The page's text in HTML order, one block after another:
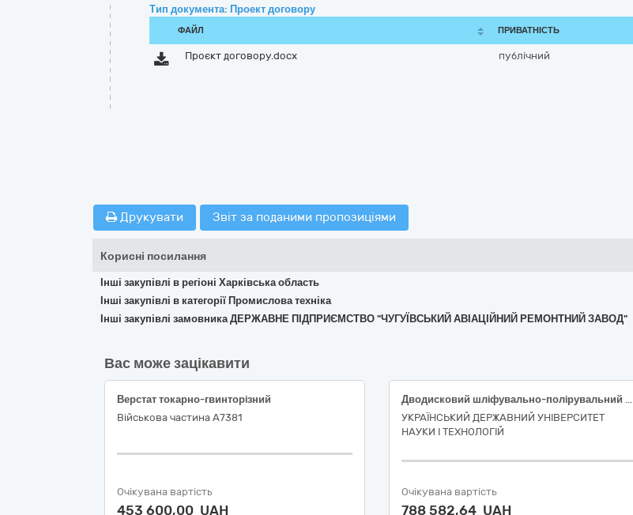
Тип документа: Проект договору
ФАЙЛ ПРИВАТНІСТЬ
Проєкт договору.docx публічний
Друкувати Звіт за поданими пропозиціями
Корисні посилання
Інші закупівлі в регіоні Харківська область
Інші закупівлі в категорії Промислова техніка
Інші закупівлі замовника ДЕРЖАВНЕ ПІДПРИЄМСТВО "ЧУГУЇВСЬКИЙ АВІАЦІЙНИЙ РЕМОНТНИЙ ЗАВОД"
Вас може зацікавити
Верстат токарно-гвинторiзний
Військова частина А7381
Очікувана вартість
453 600,00 UAH
Дводисковий шлiфувально-полiрувальний станок NANO-2000S з комплектом розхідних матеріалів
УКРАЇНСЬКИЙ ДЕРЖАВНИЙ УНІВЕРСИТЕТ
НАУКИ І ТЕХНОЛОГІЙ
Очікувана вартість
788 582,64 UAH